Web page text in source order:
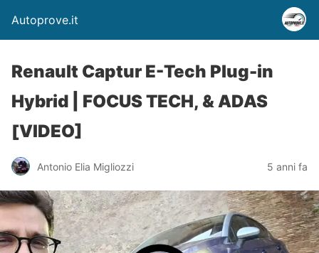
Autoprove.it
Renault Captur E-Tech Plug-in
Hybrid | FOCUS TECH, & ADAS
[VIDEO]
Antonio Elia Migliozzi 5 anni fa